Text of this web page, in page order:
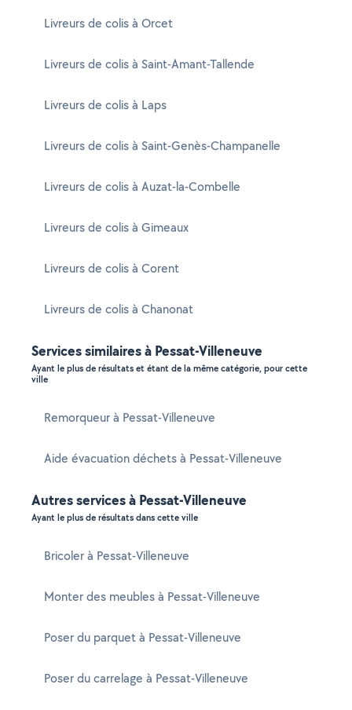
Livreurs de colis à Orcet
Livreurs de colis à Saint-Amant-Tallende
Livreurs de colis à Laps
Livreurs de colis à Saint-Genès-Champanelle
Livreurs de colis à Auzat-la-Combelle
Livreurs de colis à Gimeaux
Livreurs de colis à Corent
Livreurs de colis à Chanonat
Services similaires à Pessat-Villeneuve
Ayant le plus de résultats et étant de la même catégorie, pour cette
ville
Remorqueur à Pessat-Villeneuve
Aide évacuation déchets à Pessat-Villeneuve
Autres services à Pessat-Villeneuve
Ayant le plus de résultats dans cette ville
Bricoler à Pessat-Villeneuve
Monter des meubles à Pessat-Villeneuve
Poser du parquet à Pessat-Villeneuve
Poser du carrelage à Pessat-Villeneuve